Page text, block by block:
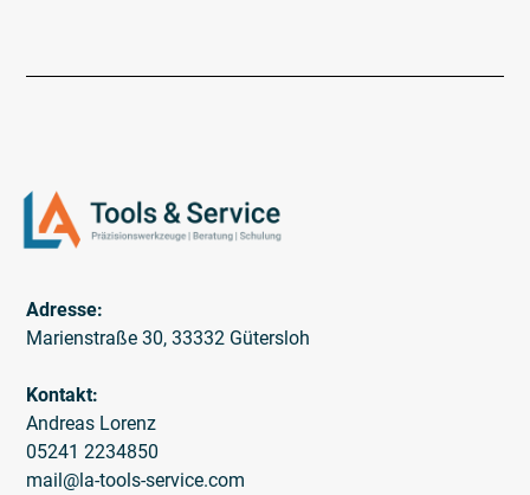
Adresse:
Marienstraße 30, 33332 Gütersloh
Kontakt:
Andreas Lorenz
05241 2234850
mail@la-tools-service.com